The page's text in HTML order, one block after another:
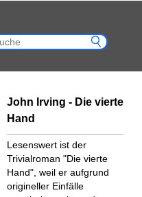
John Irving - Die vierte
Hand
Lesenswert ist der
Trivialroman "Die vierte
Hand", weil er aufgrund
origineller Einfälle